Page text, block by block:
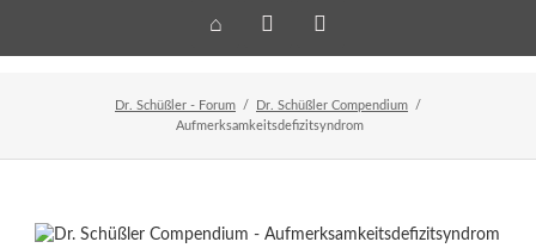
Home Veranstaltungen
Newsletter
Dr. Schüßler - Forum
Dr. Schüßler Compendium
Aufmerksamkeitsdefizitsyndrom